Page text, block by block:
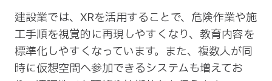
建設業では、XRを活用することで、危険作業や施
工手順を視覚的に再現しやすくなり、教育内容を
標準化しやすくなっています。また、複数人が同
時に仮想空間へ参加できるシステムも増えてお